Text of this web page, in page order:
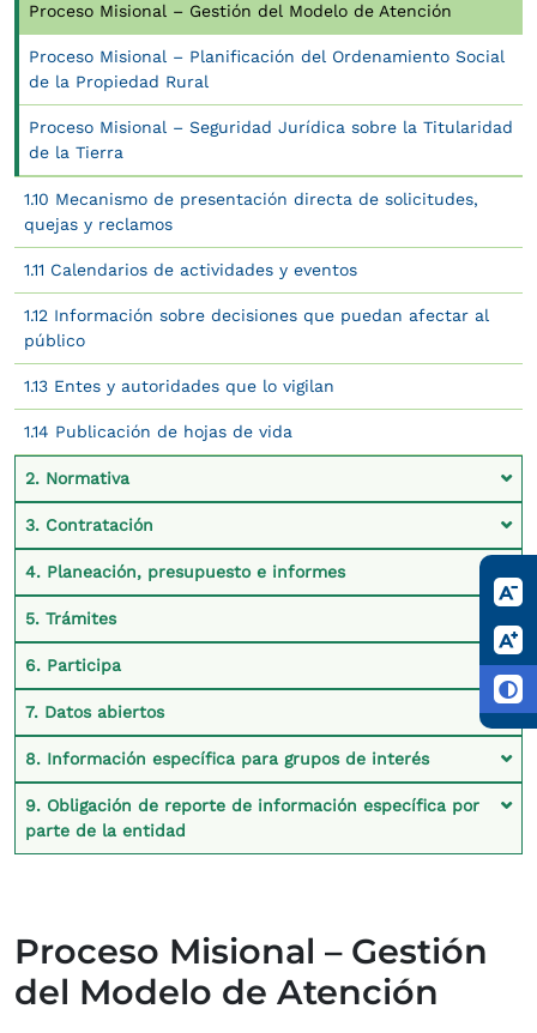
Proceso Misional – Gestión del Modelo de Atención
Proceso Misional – Planificación del Ordenamiento Social
de la Propiedad Rural
Proceso Misional – Seguridad Jurídica sobre la Titularidad
de la Tierra
1.10 Mecanismo de presentación directa de solicitudes,
quejas y reclamos
1.11 Calendarios de actividades y eventos
1.12 Información sobre decisiones que puedan afectar al
público
1.13 Entes y autoridades que lo vigilan
1.14 Publicación de hojas de vida
2. Normativa
3. Contratación
4. Planeación, presupuesto e informes
5. Trámites
6. Participa
7. Datos abiertos
8. Información específica para grupos de interés
9. Obligación de reporte de información específica por
parte de la entidad
Proceso Misional – Gestión
del Modelo de Atención